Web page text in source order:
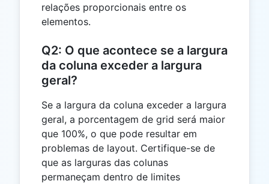
relações proporcionais entre os
elementos.
Q2: O que acontece se a largura
da coluna exceder a largura
geral?
Se a largura da coluna exceder a largura
geral, a porcentagem de grid será maior
que 100%, o que pode resultar em
problemas de layout. Certifique-se de
que as larguras das colunas
permaneçam dentro de limites